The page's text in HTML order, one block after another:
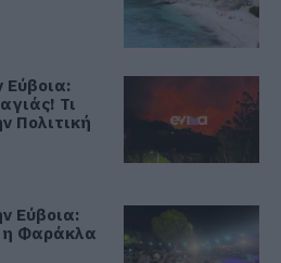
Τι
Πολιτική
Εύβοια:
η Φαράκλα